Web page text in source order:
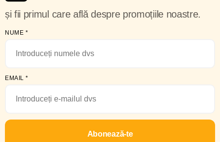
și fii primul care află despre promoțiile noastre.
NUME *
EMAIL *
Abonează-te